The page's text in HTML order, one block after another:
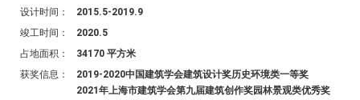
设计时间：
2015.5-2019.9
竣工时间：
2020.5
占地面积：
34170 平方米
获奖信息：
2019-2020中国建筑学会建筑设计奖历史环境类一等奖
2021年上海市建筑学会第九届建筑创作奖园林景观类优秀奖